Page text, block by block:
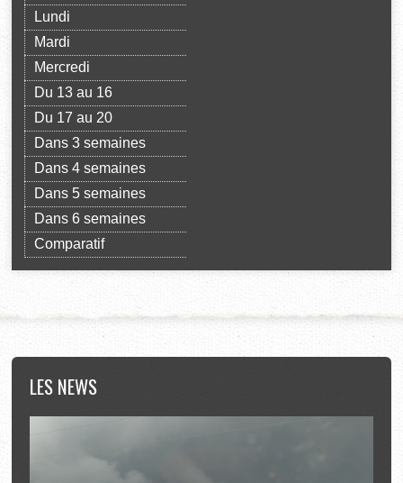
Lundi
Mardi
Mercredi
Du 13 au 16
Du 17 au 20
Dans 3 semaines
Dans 4 semaines
Dans 5 semaines
Dans 6 semaines
Comparatif
LESNEWS